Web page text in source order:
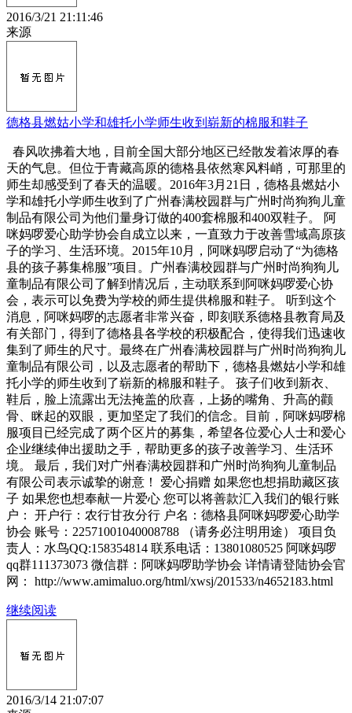
2016/3/21 21:11:46
来源
德格县燃姑小学和雄托小学师生收到崭新的棉服和鞋子
春风吹拂着大地，目前全国大部分地区已经散发着浓厚的春
天的气息。但位于青藏高原的德格县依然寒风料峭，可那里的
师生却感受到了春天的温暖。2016年3月21日，德格县燃姑小
学和雄托小学师生收到了广州春满校园群与广州时尚狗狗儿童
制品有限公司为他们量身订做的400套棉服和400双鞋子。 阿
咪妈啰爱心助学协会自成立以来，一直致力于改善雪域高原孩
子的学习、生活环境。2015年10月，阿咪妈啰启动了“为德格
县的孩子募集棉服”项目。广州春满校园群与广州时尚狗狗儿
童制品有限公司了解到情况后，主动联系到阿咪妈啰爱心协
会，表示可以免费为学校的师生提供棉服和鞋子。 听到这个
消息，阿咪妈啰的志愿者非常兴奋，即刻联系德格县教育局及
有关部门，得到了德格县各学校的积极配合，使得我们迅速收
集到了师生的尺寸。最终在广州春满校园群与广州时尚狗狗儿
童制品有限公司，以及志愿者的帮助下，德格县燃姑小学和雄
托小学的师生收到了崭新的棉服和鞋子。 孩子们收到新衣、
鞋后，脸上流露出无法掩盖的欣喜，上扬的嘴角、升高的颧
骨、眯起的双眼，更加坚定了我们的信念。目前，阿咪妈啰棉
服项目已经完成了两个区片的募集，希望各位爱心人士和爱心
企业继续伸出援助之手，帮助更多的孩子改善学习、生活环
境。 最后，我们对广州春满校园群和广州时尚狗狗儿童制品
有限公司表示诚挚的谢意！ 爱心捐赠 如果您也想捐助藏区孩
子 如果您也想奉献一片爱心 您可以将善款汇入我们的银行账
户： 开户行：农行甘孜分行 户名：德格县阿咪妈啰爱心助学
协会 账号：22571001040008788 （请务必注明用途） 项目负
责人：水鸟QQ:158354814 联系电话：13801080525 阿咪妈啰
qq群111373073 微信群：阿咪妈啰助学协会 详情请登陆协会官
网： http://www.amimaluo.org/html/xwsj/201533/n4652183.html
继续阅读
2016/3/14 21:07:07